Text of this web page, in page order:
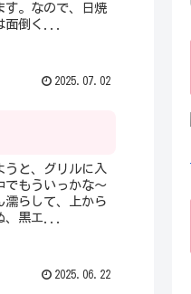
す。なので、日焼
面倒く...
2025.07.02
うと、グリルに入
でもういっかな〜
濡らして、上から
、黒エ...
2025.06.22